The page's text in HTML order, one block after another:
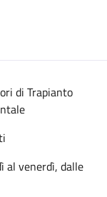
di Trapianto
al venerdì, dalle